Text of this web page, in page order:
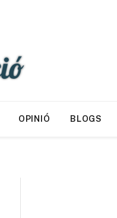
OPINIÓ BLOGS